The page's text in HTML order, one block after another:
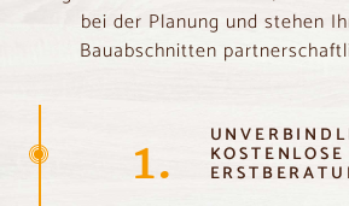
bei der Planung und stehen
Bauabschnitten
1. KOSTENLOSE